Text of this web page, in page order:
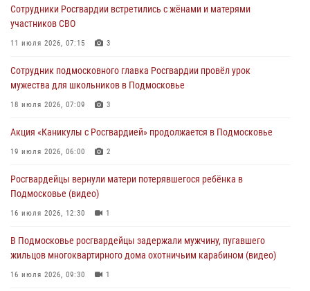
«семейным подрядом» в Подмосковье (видео)
03 августа 2026, 14:57
крупную сумму в Подмосковье
31 июля 2026, 14:00
действиях в Подмосковье (видео)
31 июля 2026, 09:30 1
Сотрудники Росгвардии встретились с жёнами и матерями
участников СВО
11 июля 2026, 07:15 3
Сотрудник подмосковного главка Росгвардии провёл урок
мужества для школьников в Подмосковье
18 июля 2026, 07:09 3
Акция «Каникулы с Росгвардией» продолжается в Подмосковье
19 июля 2026, 06:00 2
Росгвардейцы вернули матери потерявшегося ребёнка в
Подмосковье (видео)
16 июля 2026, 12:30 1
В Подмосковье росгвардейцы задержали мужчину, пугавшего
жильцов многоквартирного дома охотничьим карабином (видео)
16 июля 2026, 09:30 1